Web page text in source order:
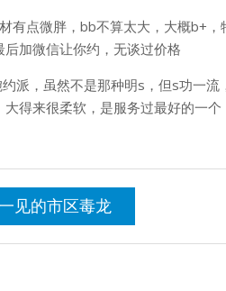
有点微胖，bb不算太大，大概b+
加微信让你约，无谈过价格
派，虽然不是那种明s，但s功一
得来很柔软，是服务过最好的一个
见的市区毒龙